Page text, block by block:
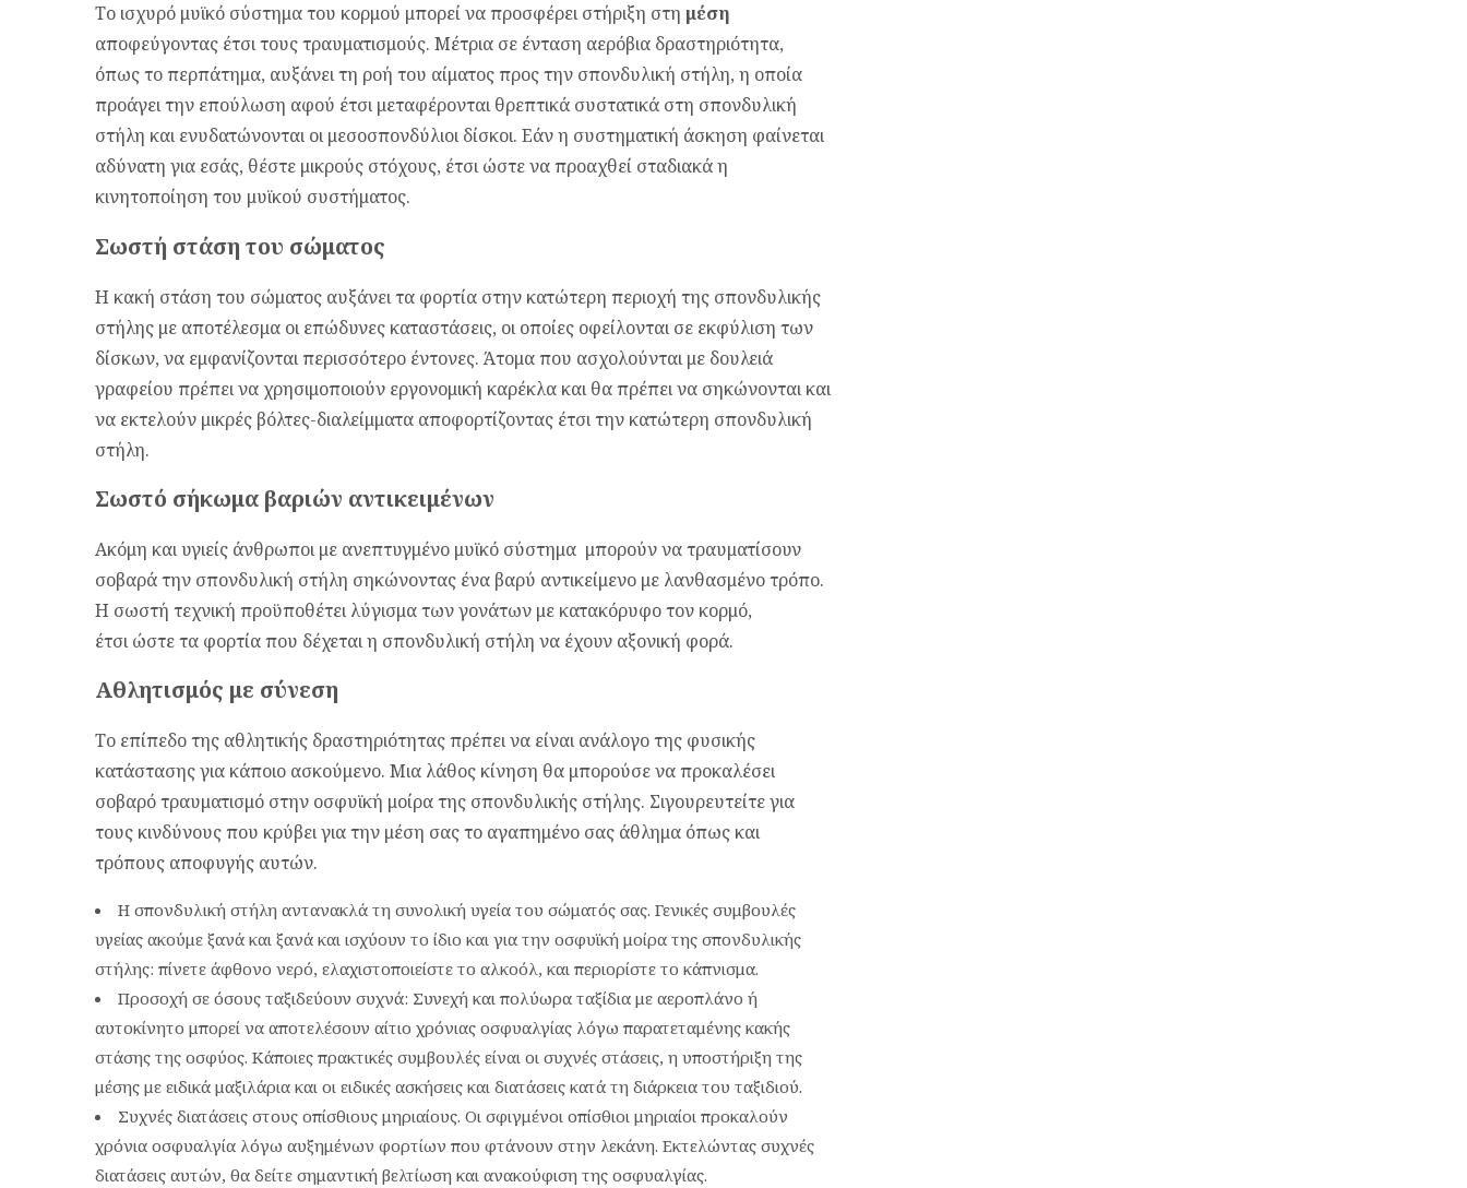
Το ισχυρό μυϊκό σύστημα του κορμού μπορεί να προσφέρει στήριξη στη μέση
αποφεύγοντας έτσι τους τραυματισμούς. Μέτρια σε ένταση αερόβια δραστηριότητα,
όπως το περπάτημα, αυξάνει τη ροή του αίματος προς την σπονδυλική στήλη, η οποία
προάγει την επούλωση αφού έτσι μεταφέρονται θρεπτικά συστατικά στη σπονδυλική
στήλη και ενυδατώνονται οι μεσοσπονδύλιοι δίσκοι. Εάν η συστηματική άσκηση φαίνεται
αδύνατη για εσάς, θέστε μικρούς στόχους, έτσι ώστε να προαχθεί σταδιακά η
κινητοποίηση του μυϊκού συστήματος.
Σωστή στάση του σώματος
Η κακή στάση του σώματος αυξάνει τα φορτία στην κατώτερη περιοχή της σπονδυλικής
στήλης με αποτέλεσμα οι επώδυνες καταστάσεις, οι οποίες οφείλονται σε εκφύλιση των
δίσκων, να εμφανίζονται περισσότερο έντονες. Άτομα που ασχολούνται με δουλειά
γραφείου πρέπει να χρησιμοποιούν εργονομική καρέκλα και θα πρέπει να σηκώνονται και
να εκτελούν μικρές βόλτες-διαλείμματα αποφορτίζοντας έτσι την κατώτερη σπονδυλική
στήλη.
Σωστό σήκωμα βαριών αντικειμένων
Ακόμη και υγιείς άνθρωποι με ανεπτυγμένο μυϊκό σύστημα μπορούν να τραυματίσουν
σοβαρά την σπονδυλική στήλη σηκώνοντας ένα βαρύ αντικείμενο με λανθασμένο τρόπο.
Η σωστή τεχνική προϋποθέτει λύγισμα των γονάτων με κατακόρυφο τον κορμό,
έτσι ώστε τα φορτία που δέχεται η σπονδυλική στήλη να έχουν αξονική φορά.
Αθλητισμός με σύνεση
Το επίπεδο της αθλητικής δραστηριότητας πρέπει να είναι ανάλογο της φυσικής
κατάστασης για κάποιο ασκούμενο. Μια λάθος κίνηση θα μπορούσε να προκαλέσει
σοβαρό τραυματισμό στην οσφυϊκή μοίρα της σπονδυλικής στήλης. Σιγουρευτείτε για
τους κινδύνους που κρύβει για την μέση σας το αγαπημένο σας άθλημα όπως και
τρόπους αποφυγής αυτών.
Η σπονδυλική στήλη αντανακλά τη συνολική υγεία του σώματός σας. Γενικές συμβουλές
υγείας ακούμε ξανά και ξανά και ισχύουν το ίδιο και για την οσφυϊκή μοίρα της σπονδυλικής
στήλης: πίνετε άφθονο νερό, ελαχιστοποιείστε το αλκοόλ, και περιορίστε το κάπνισμα.
Προσοχή σε όσους ταξιδεύουν συχνά: Συνεχή και πολύωρα ταξίδια με αεροπλάνο ή
αυτοκίνητο μπορεί να αποτελέσουν αίτιο χρόνιας οσφυαλγίας λόγω παρατεταμένης κακής
στάσης της οσφύος. Κάποιες πρακτικές συμβουλές είναι οι συχνές στάσεις, η υποστήριξη της
μέσης με ειδικά μαξιλάρια και οι ειδικές ασκήσεις και διατάσεις κατά τη διάρκεια του ταξιδιού.
Συχνές διατάσεις στους οπίσθιους μηριαίους. Οι σφιγμένοι οπίσθιοι μηριαίοι προκαλούν
χρόνια οσφυαλγία λόγω αυξημένων φορτίων που φτάνουν στην λεκάνη. Εκτελώντας συχνές
διατάσεις αυτών, θα δείτε σημαντική βελτίωση και ανακούφιση της οσφυαλγίας.